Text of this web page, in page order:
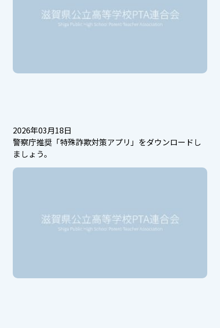
2026年03月18日
警察庁推奨「特殊詐欺対策アプリ」をダウンロードし
ましょう。